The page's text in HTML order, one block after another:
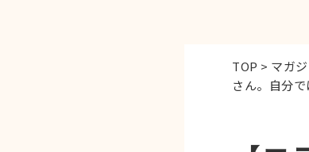
TOP > マガ
さん。自分